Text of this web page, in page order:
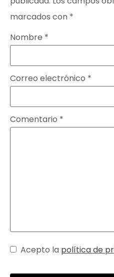
marcados con *
Nombre *
Correo electrónico *
Comentario *
Acepto la política de